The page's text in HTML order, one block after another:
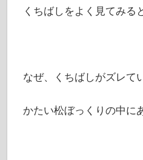
くちばしをよく見てみる
なぜ、くちばしがズレて
かたい松ぼっくりの中に